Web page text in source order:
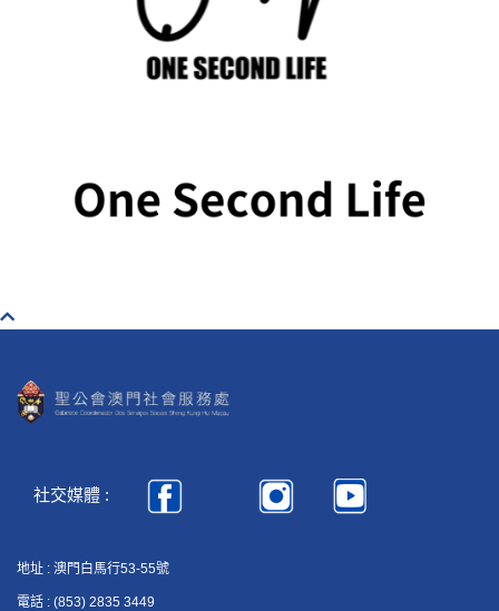
社交媒體 :
地址 : 澳門白馬行53-55號
電話 : (853) 2835 3449